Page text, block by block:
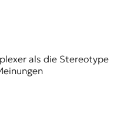
als die Stereotype